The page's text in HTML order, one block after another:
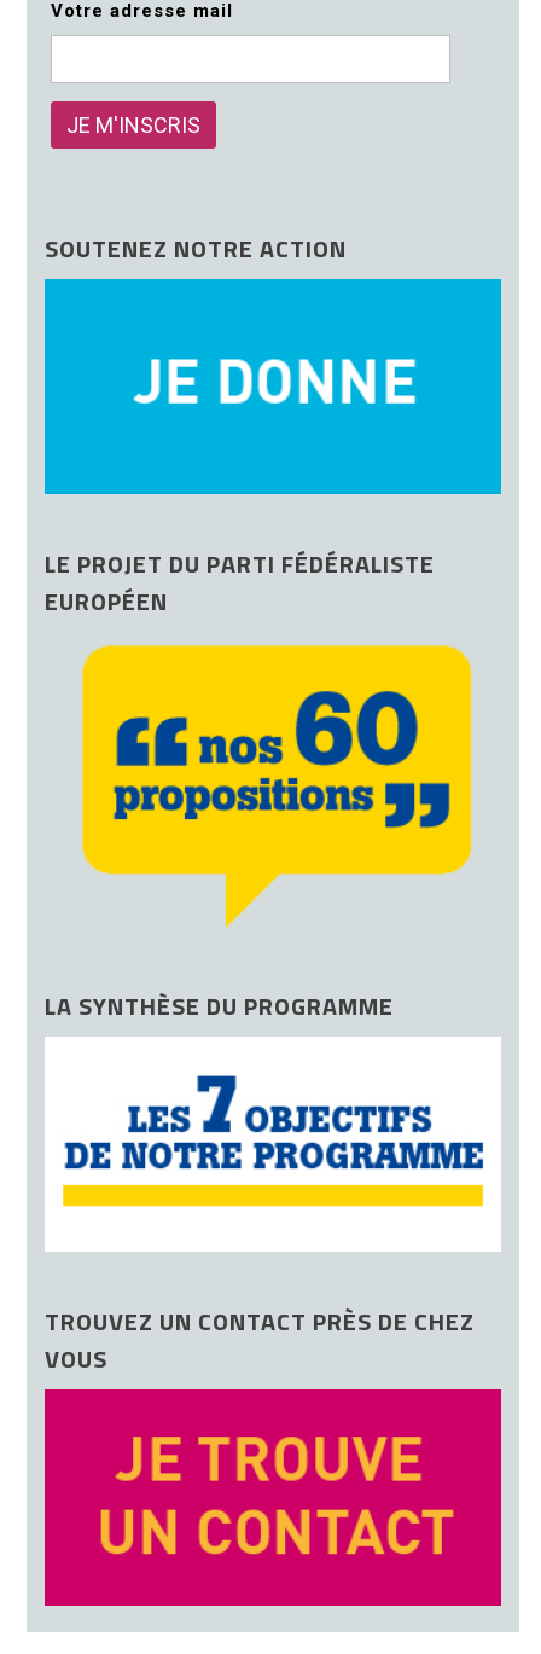
Votre adresse mail
SOUTENEZ NOTRE ACTION
LE PROJET DU PARTI FÉDÉRALISTE
EUROPÉEN
LA SYNTHÈSE DU PROGRAMME
TROUVEZ UN CONTACT PRÈS DE CHEZ
VOUS